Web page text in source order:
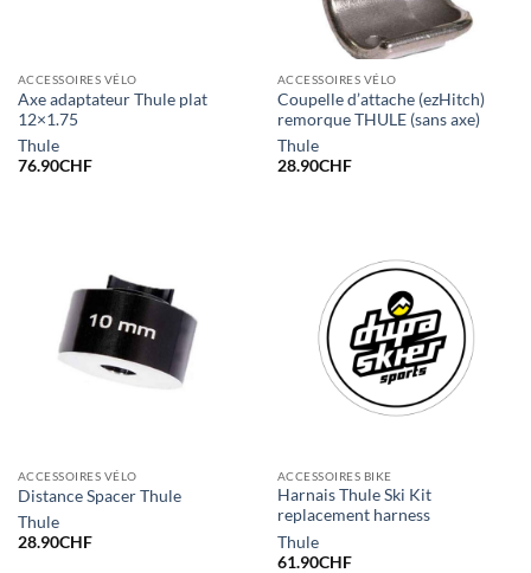
ACCESSOIRES VÉLO
Axe adaptateur Thule plat
12×1.75
Thule
76.90CHF
ACCESSOIRES VÉLO
Coupelle d’attache (ezHitch)
remorque THULE (sans axe)
Thule
28.90CHF
ACCESSOIRES VÉLO
Distance Spacer Thule
Thule
28.90CHF
ACCESSOIRES BIKE
Harnais Thule Ski Kit
replacement harness
Thule
61.90CHF